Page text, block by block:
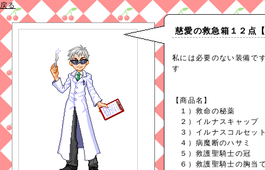
戻る
慈愛の救急箱１２点
私には必要のない装備で
す
【商品名】
１）救命の秘
２）イルナスキャ
３）イルナスコルセ
４）病魔断のハサミ
５）救護聖騎士の
６）救護聖騎士の胸